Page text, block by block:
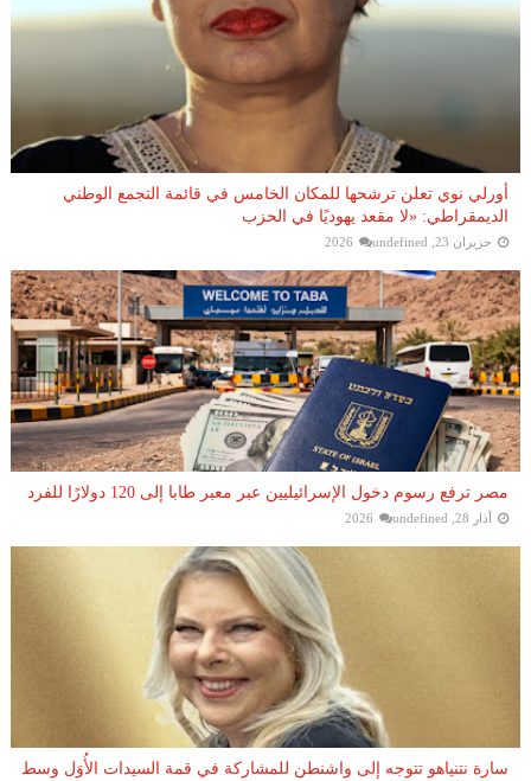
أورلي نوي تعلن ترشحها للمكان الخامس في قائمة التجمع الوطني
الديمقراطي: «لا مقعد يهوديًا في الحزب
حزيران 23, 2026 undefined
مصر ترفع رسوم دخول الإسرائيليين عبر معبر طابا إلى 120 دولارًا للفرد
أذار 28, 2026 undefined
سارة نتنياهو تتوجه إلى واشنطن للمشاركة في قمة السيدات الأُوَل وسط